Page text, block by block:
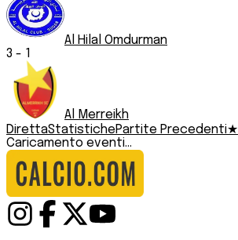
Al Hilal Omdurman
3 - 1
Al Merreikh
DirettaStatistichePartite Precedenti★
Caricamento eventi...